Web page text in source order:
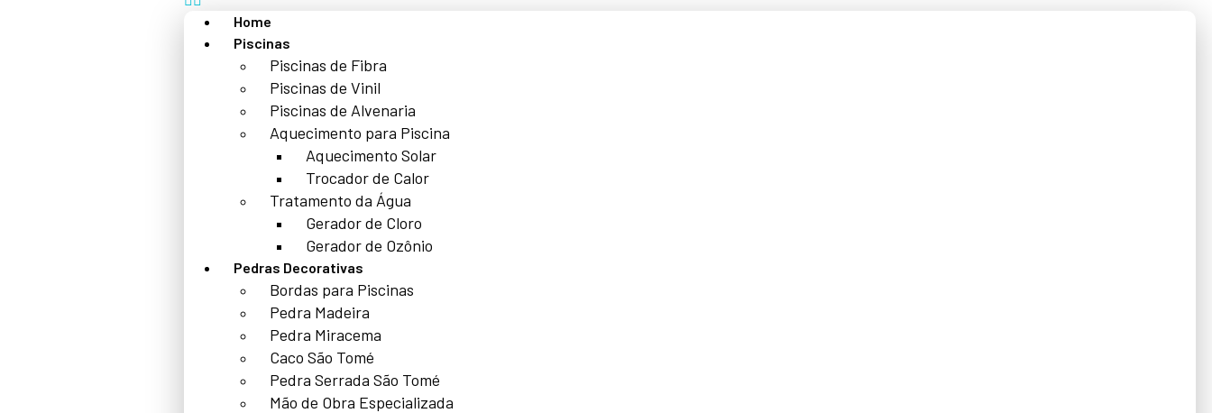
Home
Piscinas
Piscinas de Fibra
Piscinas de Vinil
Piscinas de Alvenaria
Aquecimento para Piscina
Aquecimento Solar
Trocador de Calor
Tratamento da Água
Gerador de Cloro
Gerador de Ozônio
Pedras Decorativas
Bordas para Piscinas
Pedra Madeira
Pedra Miracema
Caco São Tomé
Pedra Serrada São Tomé
Mão de Obra Especializada